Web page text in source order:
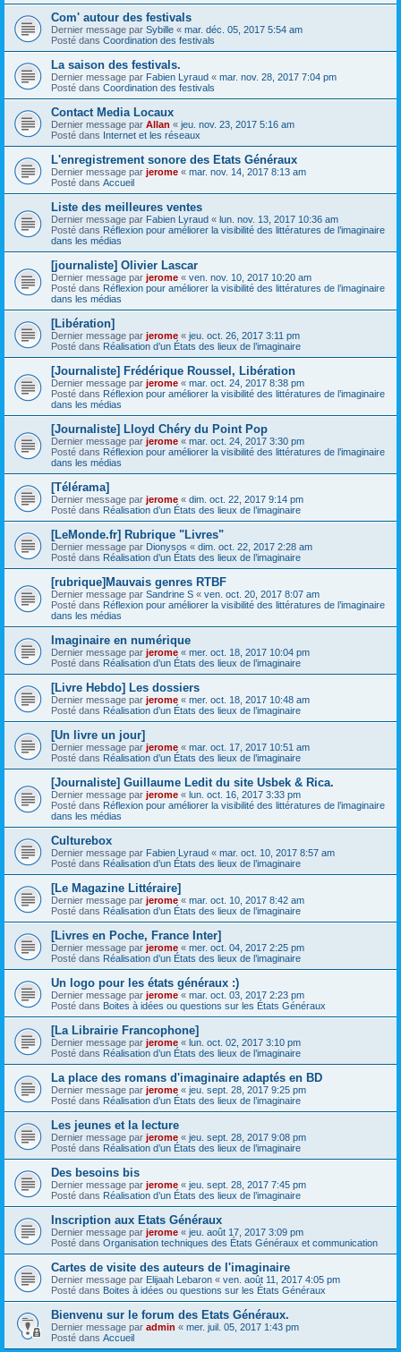
Com' autour des festivals
Dernier message par Sybille « mar. déc. 05, 2017 5:54 am
Posté dans Coordination des festivals
La saison des festivals.
Dernier message par Fabien Lyraud « mar. nov. 28, 2017 7:04 pm
Posté dans Coordination des festivals
Contact Media Locaux
Dernier message par Allan « jeu. nov. 23, 2017 5:16 am
Posté dans Internet et les réseaux
L'enregistrement sonore des Etats Généraux
Dernier message par jerome « mar. nov. 14, 2017 8:13 am
Posté dans Accueil
Liste des meilleures ventes
Dernier message par Fabien Lyraud « lun. nov. 13, 2017 10:36 am
Posté dans Réflexion pour améliorer la visibilité des littératures de l’imaginaire
dans les médias
[journaliste] Olivier Lascar
Dernier message par jerome « ven. nov. 10, 2017 10:20 am
Posté dans Réflexion pour améliorer la visibilité des littératures de l’imaginaire
dans les médias
[Libération]
Dernier message par jerome « jeu. oct. 26, 2017 3:11 pm
Posté dans Réalisation d’un États des lieux de l’imaginaire
[Journaliste] Frédérique Roussel, Libération
Dernier message par jerome « mar. oct. 24, 2017 8:38 pm
Posté dans Réflexion pour améliorer la visibilité des littératures de l’imaginaire
dans les médias
[Journaliste] Lloyd Chéry du Point Pop
Dernier message par jerome « mar. oct. 24, 2017 3:30 pm
Posté dans Réflexion pour améliorer la visibilité des littératures de l’imaginaire
dans les médias
[Télérama]
Dernier message par jerome « dim. oct. 22, 2017 9:14 pm
Posté dans Réalisation d’un États des lieux de l’imaginaire
[LeMonde.fr] Rubrique "Livres"
Dernier message par Dionysos « dim. oct. 22, 2017 2:28 am
Posté dans Réalisation d’un États des lieux de l’imaginaire
[rubrique]Mauvais genres RTBF
Dernier message par Sandrine S « ven. oct. 20, 2017 8:07 am
Posté dans Réflexion pour améliorer la visibilité des littératures de l’imaginaire
dans les médias
Imaginaire en numérique
Dernier message par jerome « mer. oct. 18, 2017 10:04 pm
Posté dans Réalisation d’un États des lieux de l’imaginaire
[Livre Hebdo] Les dossiers
Dernier message par jerome « mer. oct. 18, 2017 10:48 am
Posté dans Réalisation d’un États des lieux de l’imaginaire
[Un livre un jour]
Dernier message par jerome « mar. oct. 17, 2017 10:51 am
Posté dans Réalisation d’un États des lieux de l’imaginaire
[Journaliste] Guillaume Ledit du site Usbek & Rica.
Dernier message par jerome « lun. oct. 16, 2017 3:33 pm
Posté dans Réflexion pour améliorer la visibilité des littératures de l’imaginaire
dans les médias
Culturebox
Dernier message par Fabien Lyraud « mar. oct. 10, 2017 8:57 am
Posté dans Réalisation d’un États des lieux de l’imaginaire
[Le Magazine Littéraire]
Dernier message par jerome « mar. oct. 10, 2017 8:42 am
Posté dans Réalisation d’un États des lieux de l’imaginaire
[Livres en Poche, France Inter]
Dernier message par jerome « mer. oct. 04, 2017 2:25 pm
Posté dans Réalisation d’un États des lieux de l’imaginaire
Un logo pour les états généraux :)
Dernier message par jerome « mar. oct. 03, 2017 2:23 pm
Posté dans Boites à idées ou questions sur les États Généraux
[La Librairie Francophone]
Dernier message par jerome « lun. oct. 02, 2017 3:10 pm
Posté dans Réalisation d’un États des lieux de l’imaginaire
La place des romans d'imaginaire adaptés en BD
Dernier message par jerome « jeu. sept. 28, 2017 9:25 pm
Posté dans Réalisation d’un États des lieux de l’imaginaire
Les jeunes et la lecture
Dernier message par jerome « jeu. sept. 28, 2017 9:08 pm
Posté dans Réalisation d’un États des lieux de l’imaginaire
Des besoins bis
Dernier message par jerome « jeu. sept. 28, 2017 7:45 pm
Posté dans Réalisation d’un États des lieux de l’imaginaire
Inscription aux Etats Généraux
Dernier message par jerome « jeu. août 17, 2017 3:09 pm
Posté dans Organisation techniques des États Généraux et communication
Cartes de visite des auteurs de l'imaginaire
Dernier message par Elijaah Lebaron « ven. août 11, 2017 4:05 pm
Posté dans Boites à idées ou questions sur les États Généraux
Bienvenu sur le forum des Etats Généraux.
Dernier message par admin « mer. juil. 05, 2017 1:43 pm
Posté dans Accueil